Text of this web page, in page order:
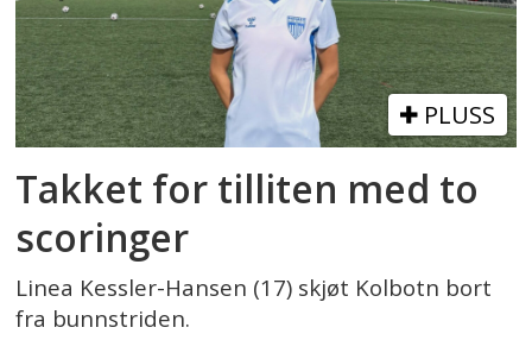
PLUSS
Takket for tilliten med to
scoringer
Linea Kessler-Hansen (17) skjøt Kolbotn bort
fra bunnstriden.